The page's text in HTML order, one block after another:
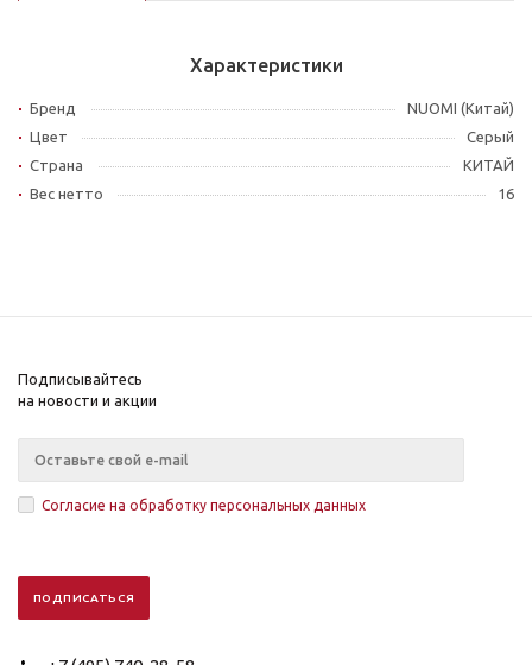
Характеристики
Бренд
NUOMI (Китай)
Цвет
Серый
Страна
КИТАЙ
Вес нетто
16
Подписывайтесь
на новости и акции
Согласие на обработку персональных данных